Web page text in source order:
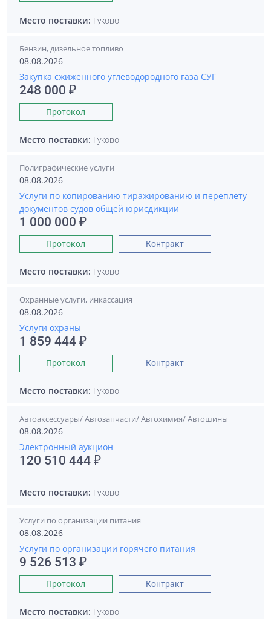
Место поставки: Гуково
Бензин, дизельное топливо
08.08.2026
Закупка сжиженного углеводородного газа СУГ
248 000 ₽
Протокол
Место поставки: Гуково
Полиграфические услуги
08.08.2026
Услуги по копированию тиражированию и переплету
документов судов общей юрисдикции
1 000 000 ₽
Протокол Контракт
Место поставки: Гуково
Охранные услуги, инкассация
08.08.2026
Услуги охраны
1 859 444 ₽
Протокол Контракт
Место поставки: Гуково
Автоаксессуары/ Автозапчасти/ Автохимия/ Автошины
08.08.2026
Электронный аукцион
120 510 444 ₽
Место поставки: Гуково
Услуги по организации питания
08.08.2026
Услуги по организации горячего питания
9 526 513 ₽
Протокол Контракт
Место поставки: Гуково